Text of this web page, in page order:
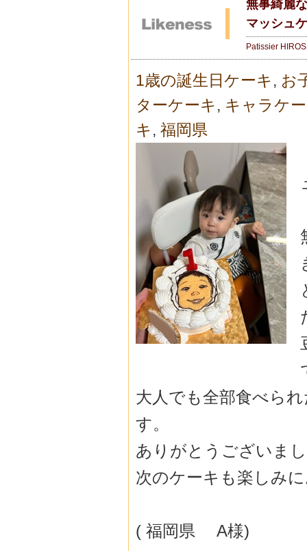
無事綺麗
マッシュ
Patissier
1歳の誕生日ケーキ , お
ターケーキ , キャラケ
キ , 福岡県
大人でも全部食べら
す。
ありがとうございまし
次のケーキも楽しみ
( 福岡県 A様)